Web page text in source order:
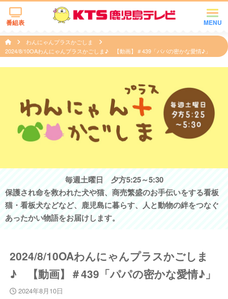
MENU
番組表
わんにゃんプラスかごしま
2024/8/10OAわんにゃんプラスかごしま♪ 【動画】＃439「パパの密かな愛情♪」
毎週土曜日 夕方5:25～5:30
保護され命を救われた犬や猫、商売繁盛のお手伝いをする看板
猫・看板犬などなど、鹿児島に暮らす、人と動物の絆をつなぐ
あったかい物語をお届けします。
2024/8/10OAわんにゃんプラスかごしま
♪ 【動画】＃439「パパの密かな愛情♪」
2024年8月10日